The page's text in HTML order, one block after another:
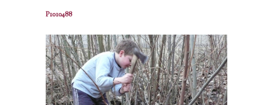
P1010488